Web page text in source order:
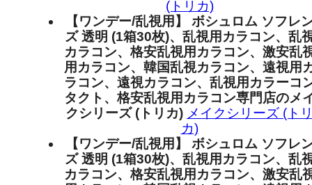
(トリカ)
【ワンデー/乱視用】 ボシュロム ソフレ
ズ 透明 (1箱30枚)、乱視用カラコン、乱
カラコン、格安乱視用カラコン、激安乱
用カラコン、韓国乱視カラコン、遠視用
ラコン、遠視カラコン、乱視用カラーコ
タクト、格安乱視用カラコン専門店のメ
クシリーズ (トリカ) メイクシリーズ (ト
カ)
【ワンデー/乱視用】 ボシュロム ソフレ
ズ 透明 (1箱30枚)、乱視用カラコン、乱
カラコン、格安乱視用カラコン、激安乱